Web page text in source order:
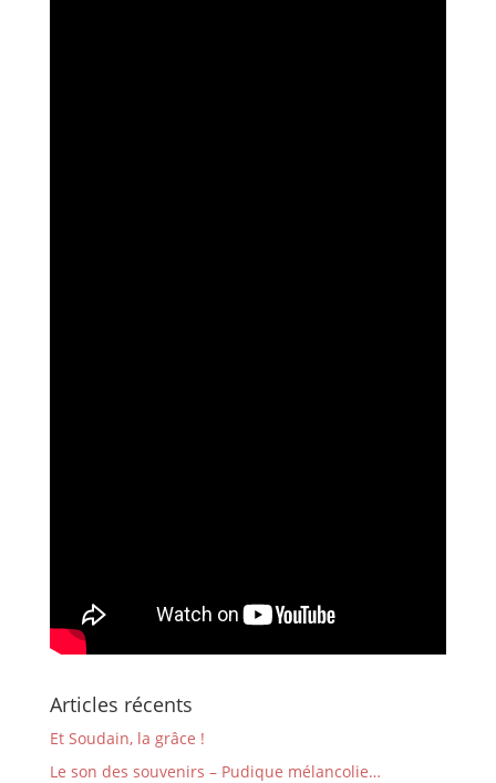
Articles récents
Et Soudain, la grâce !
Le son des souvenirs – Pudique mélancolie…